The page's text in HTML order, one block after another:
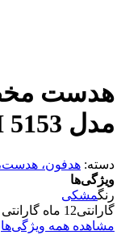
هدست
مدل TH 5153
دسته: هدفون،
ویژگی‌ها
رنگمشکی
گارانتی12 ماه گارانتی توسن سیستم
مشاهده همه ویژگی‌ها